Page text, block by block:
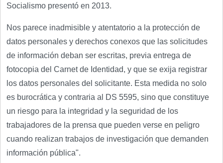
Socialismo presentó en 2013.
Nos parece inadmisible y atentatorio a la protección de
datos personales y derechos conexos que las solicitudes
de información deban ser escritas, previa entrega de
fotocopia del Carnet de Identidad, y que se exija registrar
los datos personales del solicitante. Esta medida no solo
es burocrática y contraria al DS 5595, sino que constituye
un riesgo para la integridad y la seguridad de los
trabajadores de la prensa que pueden verse en peligro
cuando realizan trabajos de investigación que demanden
información pública".